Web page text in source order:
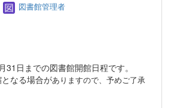
図書館管理者
日までの図書館開館日程です。
なる場合がありますので、予めご了承